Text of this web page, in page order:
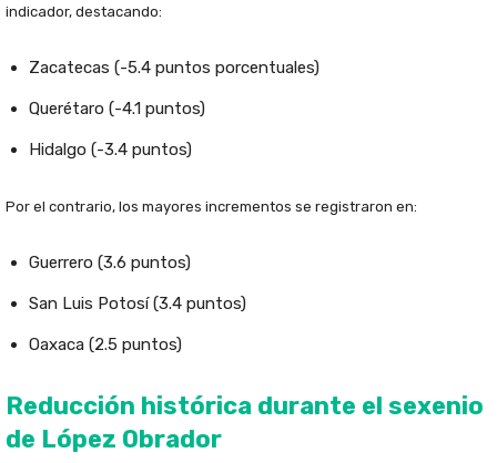
indicador, destacando:
Zacatecas (-5.4 puntos porcentuales)
Querétaro (-4.1 puntos)
Hidalgo (-3.4 puntos)
Por el contrario, los mayores incrementos se registraron en:
Guerrero (3.6 puntos)
San Luis Potosí (3.4 puntos)
Oaxaca (2.5 puntos)
Reducción histórica durante el sexenio
de López Obrador